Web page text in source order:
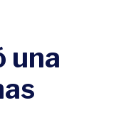
una